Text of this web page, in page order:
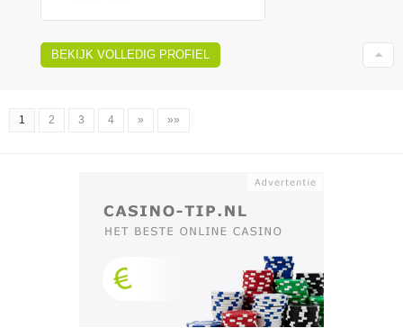
BEKIJK VOLLEDIG PROFIEL
1 2 3 4 » »»